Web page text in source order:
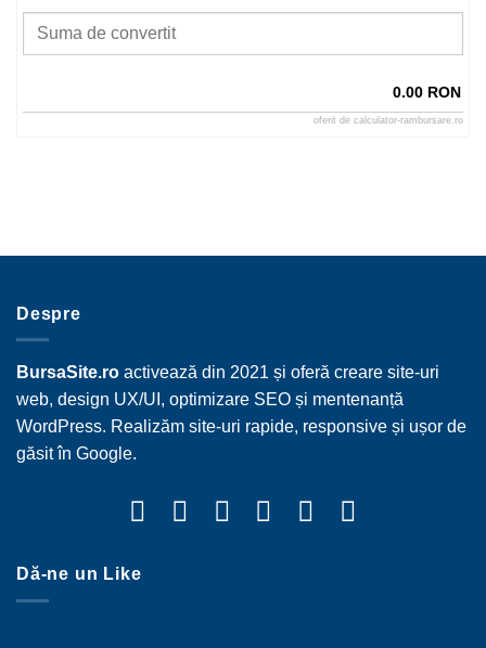
0.00 RON
oferit decalculator-rambursare.ro
Despre
BursaSite.ro activează din 2021 și oferă creare site-uri
web, design UX/UI, optimizare SEO și mentenanță
WordPress. Realizăm site-uri rapide, responsive și ușor de
găsit în Google.
Dă-ne un Like